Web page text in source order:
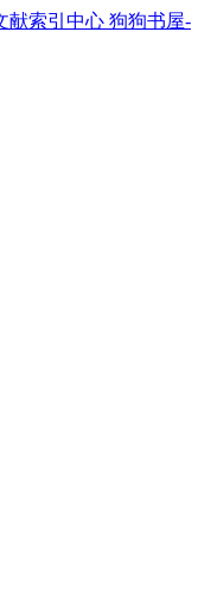
狗狗书屋-